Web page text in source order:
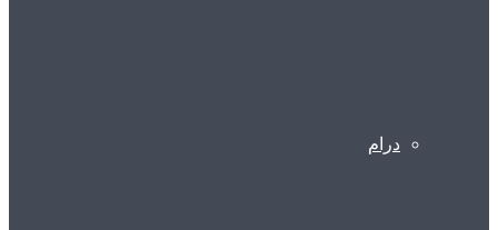
درام